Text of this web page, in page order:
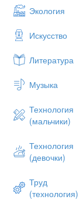
Экология
Искусство
Литература
Музыка
Технология
(мальчики)
Технология
(девочки)
Труд
(технология)